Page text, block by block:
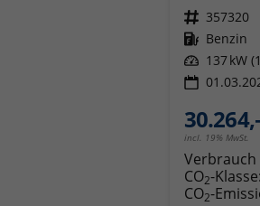
Fahrzeugnr. 357320
Kraftstoff Benzin
Leistung 137 kW
incl. 19% MwSt.
CO2-Klasse:
CO2-